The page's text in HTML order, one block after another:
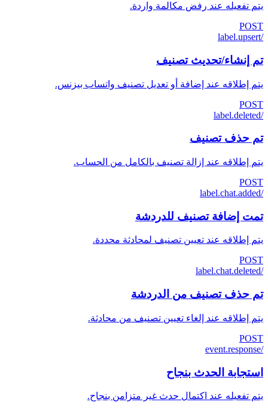
يتم تفعيله عند رفض مكالمة واردة.
POST
/label.upsert
تم إنشاء/تحديث تصنيف
يتم إطلاقه عند إضافة أو تعديل تصنيف واتساب بيزنس.
POST
/label.deleted
تم حذف تصنيف
يتم إطلاقه عند إزالة تصنيف بالكامل من الحساب.
POST
/label.chat.added
تمت إضافة تصنيف للدردشة
يتم إطلاقه عند تعيين تصنيف لمحادثة محددة.
POST
/label.chat.deleted
تم حذف تصنيف من الدردشة
يتم إطلاقه عند إلغاء تعيين تصنيف من محادثة.
POST
/event.response
استجابة الحدث بنجاح
يتم تفعيله عند اكتمال حدث غير متزامن بنجاح.